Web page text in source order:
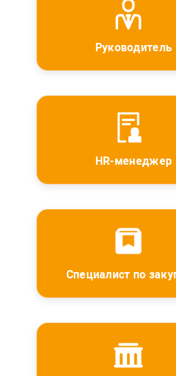
Руководитель
HR-менеджер
Специалист по